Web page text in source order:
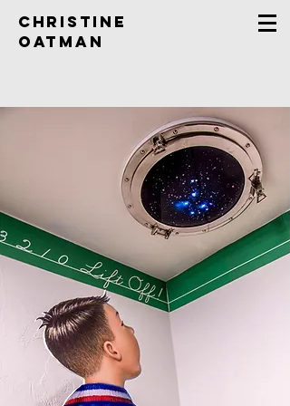
Christine
Oatman